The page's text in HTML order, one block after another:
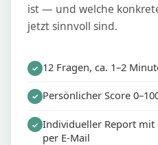
ist — und welche
jetzt sinnvoll sind.
✓ 12 Fragen, ca. 1–2
✓ Persönlicher Score
✓ Individueller Report mit
per E-Mail